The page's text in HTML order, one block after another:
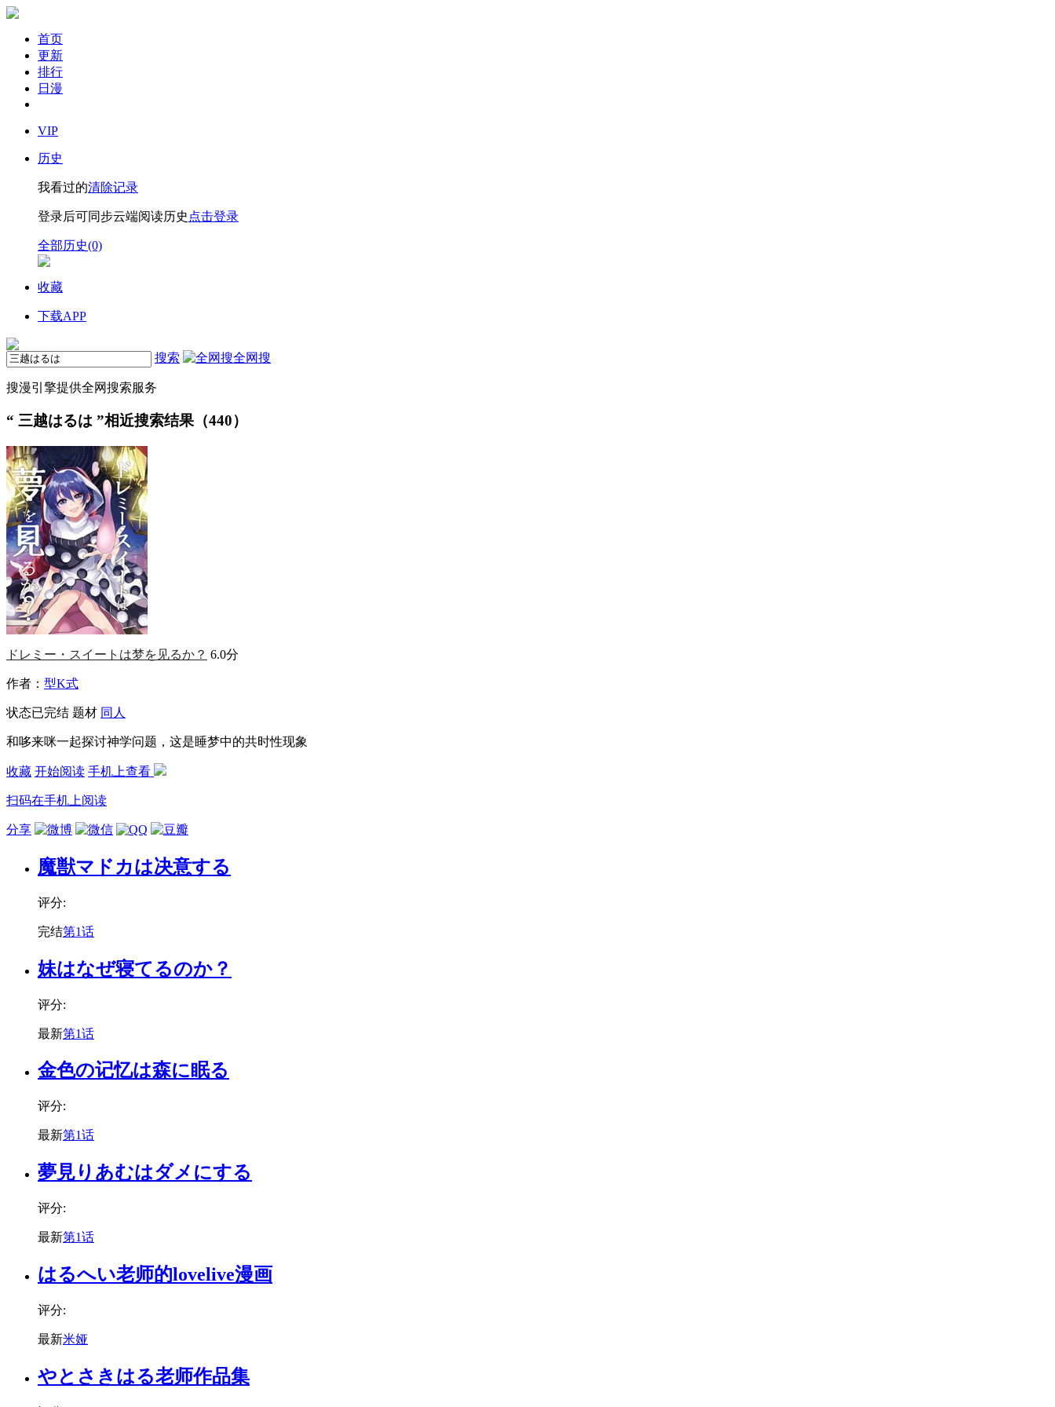
首页
更新
排行
日漫
VIP
历史
我看过的清除记录
登录后可同步云端阅读历史 点击登录
全部历史(0)
收藏
下载APP
搜索 全网搜
搜漫引擎提供全网搜索服务
“ 三越はるは ”相近搜索结果（440）
ドレミー・スイートは梦を见るか？ 6.0分
作者： 型K式
状态已完结 题材 同人
和哆来咪一起探讨神学问题，这是睡梦中的共时性现象
收藏 开始阅读 手机上查看
扫码在手机上阅读
分享
魔獣マドカは决意する
评分:
完结第1话
妹はなぜ寝てるのか？
评分:
最新第1话
金色の记忆は森に眠る
评分:
最新第1话
夢見りあむはダメにする
评分:
最新第1话
はるへい老师的lovelive漫画
评分:
最新米娅
やとさきはる老师作品集